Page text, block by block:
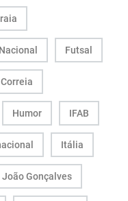
Futsal
Humor IFAB
Itália
João Gonçalves